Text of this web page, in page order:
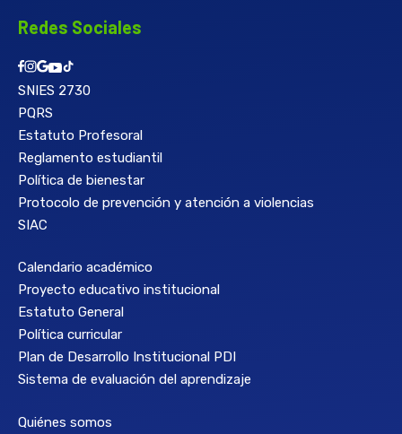
Redes Sociales
SNIES 2730
PQRS
Estatuto Profesoral
Reglamento estudiantil
Política de bienestar
Protocolo de prevención y atención a violencias
SIAC
Calendario académico
Proyecto educativo institucional
Estatuto General
Política curricular
Plan de Desarrollo Institucional PDI
Sistema de evaluación del aprendizaje
Quiénes somos